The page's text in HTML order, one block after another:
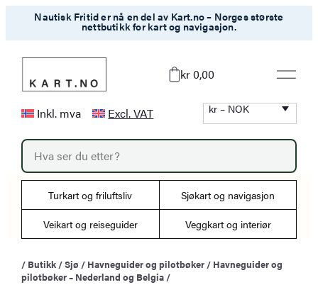
Nautisk Fritid er nå en del av Kart.no – Norges største
nettbutikk for kart og navigasjon.
kr 0,00
Inkl. mva Excl. VAT kr – NOK
P
o
d
t
r
c
Turkart og friluftsliv Sjøkart og navigasjon
Veikart og reiseguider Veggkart og interiør
/ Butikk /Sjø / Havneguider og pilotbøker / Havneguider og
pilotbøker – Nederland og Belgia /